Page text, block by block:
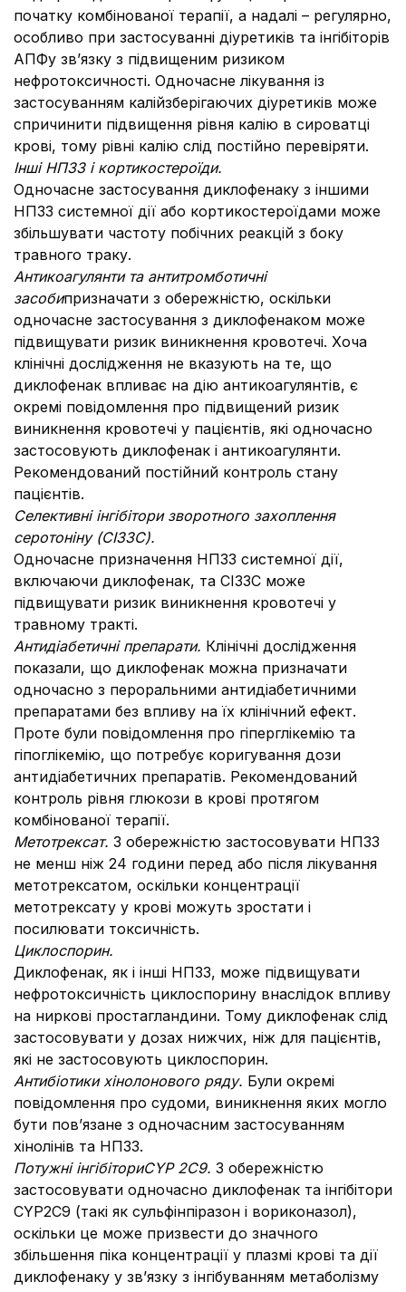
початку комбінованої терапії, а надалі – регулярно,
особливо при застосуванні діуретиків та інгібіторів
АПФу зв’язку з підвищеним ризиком
нефротоксичності. Одночасне лікування із
застосуванням калійзберігаючих діуретиків може
спричинити підвищення рівня калію в сироватці
крові, тому рівні калію слід постійно перевіряти.
Інші НПЗЗ і кортикостероїди.
Одночасне застосування диклофенаку з іншими
НПЗЗ системної дії або кортикостероїдами може
збільшувати частоту побічних реакцій з боку
травного траку.
Антикоагулянти та антитромботичні
засобипризначати з обережністю, оскільки
одночасне застосування з диклофенаком може
підвищувати ризик виникнення кровотечі. Хоча
клінічні дослідження не вказують на те, що
диклофенак впливає на дію антикоагулянтів, є
окремі повідомлення про підвищений ризик
виникнення кровотечі у пацієнтів, які одночасно
застосовують диклофенак і антикоагулянти.
Рекомендований постійний контроль стану
пацієнтів.
Селективні інгібітори зворотного захоплення
серотоніну (СІЗЗС).
Одночасне призначення НПЗЗ системної дії,
включаючи диклофенак, та СІЗЗС може
підвищувати ризик виникнення кровотечі у
травному тракті.
Антидіабетичні препарати. Клінічні дослідження
показали, що диклофенак можна призначати
одночасно з пероральними антидіабетичними
препаратами без впливу на їх клінічний ефект.
Проте були повідомлення про гіперглікемію та
гіпоглікемію, що потребує коригування дози
антидіабетичних препаратів. Рекомендований
контроль рівня глюкози в крові протягом
комбінованої терапії.
Метотрексат. З обережністю застосовувати НПЗЗ
не менш ніж 24 години перед або після лікування
метотрексатом, оскільки концентрації
метотрексату у крові можуть зростати і
посилювати токсичність.
Циклоспорин.
Диклофенак, як і інші НПЗЗ, може підвищувати
нефротоксичність циклоспорину внаслідок впливу
на ниркові простагландини. Тому диклофенак слід
застосовувати у дозах нижчих, ніж для пацієнтів,
які не застосовують циклоспорин.
Антибіотики хінолонового ряду. Були окремі
повідомлення про судоми, виникнення яких могло
бути пов’язане з одночасним застосуванням
хінолінів та НПЗЗ.
Потужні інгібіториCYP2C9. З обережністю
застосовувати одночасно диклофенак та інгібітори
СYP2C9 (такі як сульфінпіразон і вориконазол),
оскільки це може призвести до значного
збільшення піка концентрації у плазмі крові та дії
диклофенаку у зв’язку з інгібуванням метаболізму